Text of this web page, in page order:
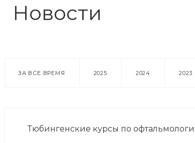
Новости
ЗА ВСЕ ВРЕМЯ 2025 2024 2023
Тюбингенские курсы по